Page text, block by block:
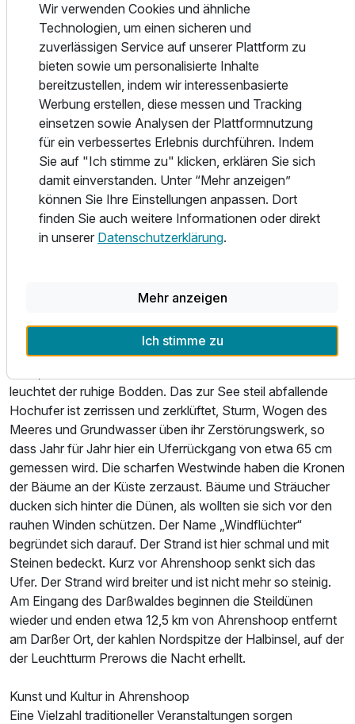
Für 3 Tage p.P. ab395,50 €
Doppelzimmer seitl. Meerblick
2 Erwachsene
Ausstattung
Für 3 Tage p.P. ab318,80 €
Doppelzimmer Standard
2 Erwachsene und 1 Kind
Sie in der weitläufigen Saunalandschaft. Das Makani SPA
& Sport steht auch Tagesgästen offen. Fragen Sie uns
einfach. Nachhaltige Entspannung, neue Energie, innere
Ruhe – das Makani Spa richtet sich mit einem innovativen
Ansatz an Menschen, die mitten im Leben stehen, höchste
Individualität und Privatheit schätzen und so in kürzester
Zeit ein Maximum an Erholung und Fitness erreichen
möchten. Verweilen Sie in der großzügigen Pool- und
Saunawelt mit finnischer Sauna, Sanarium, Dampfbad,
Eisbrunnen, Kneipp- Fußwärmebank, Erlebnisdusche,
Kübelbrause und weitläufiger Entspannungslounge.
Von Wustrow aus, der Eingangspforte des Fischlandes,
das Meer erhebenden Anhöhe viele Feuersteinsplitter:
prähistorischer Funde. Vom Hohen Ufer ist das Land weit
zu überblicken. Auf der einen Seite glänzt das bewegte
leuchtet der ruhige Bodden. Das zur See steil abfallende
Hochufer ist zerrissen und zerklüftet, Sturm, Wogen des
Meeres und Grundwasser üben ihr Zerstörungswerk, so
dass Jahr für Jahr hier ein Uferrückgang von etwa 65 cm
gemessen wird. Die scharfen Westwinde haben die Kronen
der Bäume an der Küste zerzaust. Bäume und Sträucher
ducken sich hinter die Dünen, als wollten sie sich vor den
rauhen Winden schützen. Der Name „Windflüchter“
begründet sich darauf. Der Strand ist hier schmal und mit
Steinen bedeckt. Kurz vor Ahrenshoop senkt sich das
Ufer. Der Strand wird breiter und ist nicht mehr so steinig.
Am Eingang des Darßwaldes beginnen die Steildünen
wieder und enden etwa 12,5 km von Ahrenshoop entfernt
am Darßer Ort, der kahlen Nordspitze der Halbinsel, auf der
der Leuchtturm Prerows die Nacht erhellt.
Kunst und Kultur in Ahrenshoop
Eine Vielzahl traditioneller Veranstaltungen sorgen
Wir verwenden Cookies und ähnliche
Technologien, um einen sicheren und
zuverlässigen Service auf unserer Plattform zu
bieten sowie um personalisierte Inhalte
bereitzustellen, indem wir interessenbasierte
Werbung erstellen, diese messen und Tracking
einsetzen sowie Analysen der Plattformnutzung
für ein verbessertes Erlebnis durchführen. Indem
Sie auf "Ich stimme zu" klicken, erklären Sie sich
damit einverstanden. Unter “Mehr anzeigen”
können Sie Ihre Einstellungen anpassen. Dort
finden Sie auch weitere Informationen oder direkt
in unserer Datenschutzerklärung.
Mehr anzeigen
Ich stimme zu